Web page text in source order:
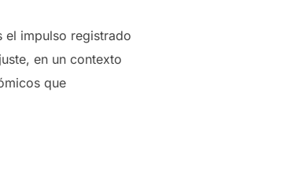
impulso registrado
en un contexto
que